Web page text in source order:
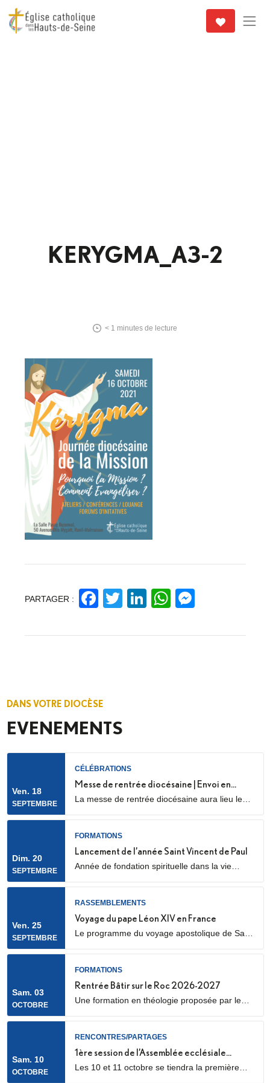
KERYGMA_A3-2
< 1 minutes de lecture
PARTAGER : Facebook
Twitter
LinkedIn
WhatsApp
DANS VOTRE DIOCÈSE
EVENEMENTS
Ven. 18
SEPTEMBRE
CÉLÉBRATIONS
Messe de rentrée diocésaine | Envoi en
mission des LME
La messe de rentrée diocésaine aura lieu le
(28 Rue de l’Église, 92000 Nanterre) Elle sera
marquée par l’envoi en mission des Laïcs en
en mission ecclésiale ? Les Laïcs en...
Dim. 20
SEPTEMBRE
FORMATIONS
Lancement de l’année Saint Vincent de Paul
Année de fondation spirituelle dans la vie
biblique, accompagnement spirituel, service
auprès des plus pauvres ou des plus jeunes,
vie fraternelle.
Ven. 25
SEPTEMBRE
RASSEMBLEMENTS
Voyage du pape Léon XIV en France
Le programme du voyage apostolique de Sa
aujourd’hui, notamment avec la confirmation
des temps forts qui se dérouleront les 25 et 26
Sam. 03
OCTOBRE
FORMATIONS
Rentrée Bâtir sur le Roc 2026-2027
Une formation en théologie proposée par le
Bernardins.
Sam. 10
OCTOBRE
RENCONTRES/PARTAGES
1ère session de l’Assemblée ecclésiale
provinciale
Les 10 et 11 octobre se tiendra la première